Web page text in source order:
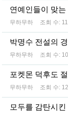
연예인들이 맞
무하무하 조회 수:
박명수 전설의
무하무하 조회 수:
포켓몬 덕후도
무하무하 조회 수:
모두를 감탄시